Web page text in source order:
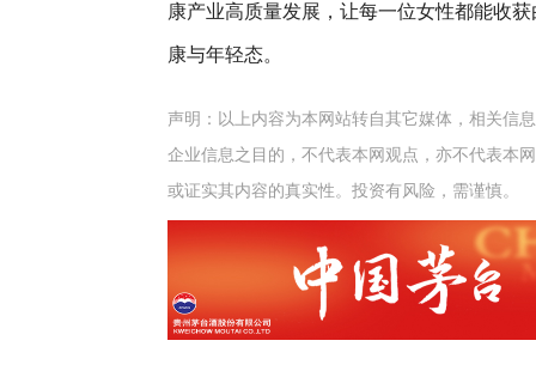
康产业高质量发展，让每一位女性都能收
康与年轻态。
声明：以上内容为本网站转自其它媒体，相关信
企业信息之目的，不代表本网观点，亦不代表本
或证实其内容的真实性。投资有风险，需谨慎。